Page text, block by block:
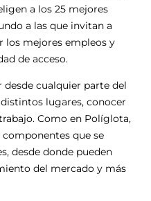
a los 25 mejores
a las que invitan a
los mejores empleos y
de acceso.
desde cualquier parte del
lugares, conocer
Como en Políglota,
que se
desde donde pueden
del mercado y más